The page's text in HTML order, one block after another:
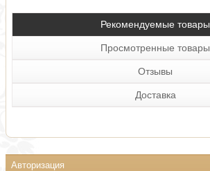
Рекомендуемые товары
Просмотренные товары
Отзывы
Доставка